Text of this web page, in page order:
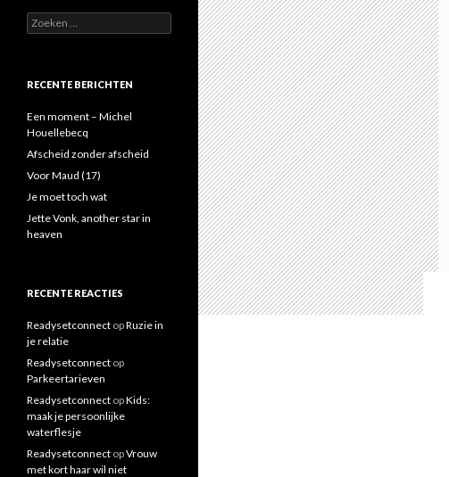
Z
o
e
n
a
a
:
RECENTE BERICHTEN
Een moment – Michel
Houellebecq
Afscheid zonder afscheid
Voor Maud (17)
Je moet toch wat
Jette Vonk, another star in
heaven
RECENTE REACTIES
Readysetconnect opRuzie in
je relatie
Readysetconnect op
Parkeertarieven
Readysetconnect opKids:
maak je persoonlijke
waterflesje
Readysetconnect opVrouw
met kort haar wil niet